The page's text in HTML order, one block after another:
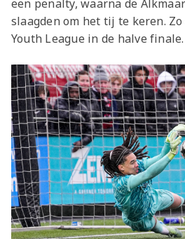
een penalty, waarna de
slaagden om het tij te keren. Zo
Youth League in de halve finale.